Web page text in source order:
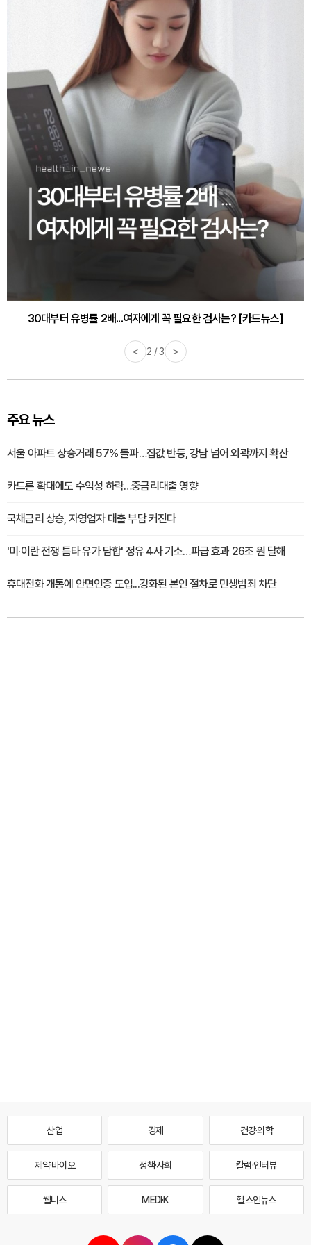
30대부터 유병률 2배...여자에게 꼭 필요한 검사는? [카드뉴스]
감기·독감 예방하고 면역력 높이는 4가지 영양제 [카드뉴스]
< 2 / 3 >
주요 뉴스
서울 아파트 상승거래 57% 돌파…집값 반등, 강남 넘어 외곽까지 확산
카드론 확대에도 수익성 하락…중금리대출 영향
국채금리 상승, 자영업자 대출 부담 커진다
'미·이란 전쟁 틈타 유가 담합' 정유 4사 기소…파급 효과 26조 원 달해
휴대전화 개통에 안면인증 도입...강화된 본인 절차로 민생범죄 차단
산업 경제 건강·의학
제약·바이오 정책·사회 칼럼·인터뷰
웰니스 MEDI·K 헬스인뉴스